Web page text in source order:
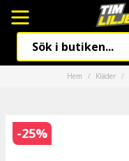
Hem Kläder
-25%